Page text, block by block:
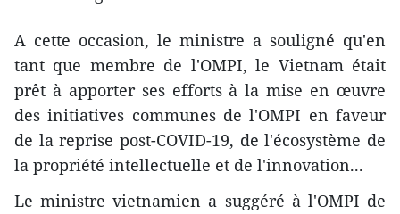
A cette occasion, le ministre a souligné qu'en
tant que membre de l'OMPI, le Vietnam était
prêt à apporter ses efforts à la mise en œuvre
des initiatives communes de l'OMPI en faveur
de la reprise post-COVID-19, de l'écosystème de
la propriété intellectuelle et de l'innovation...
Le ministre vietnamien a suggéré à l'OMPI de